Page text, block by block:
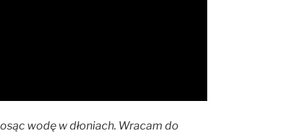
wodę w dłoniach. Wracam do